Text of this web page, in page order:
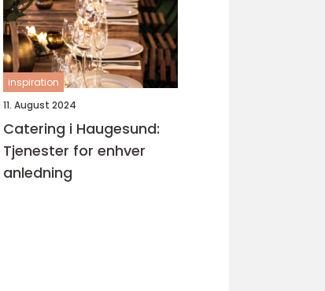
inspiration
11. August 2024
Catering i Haugesund:
Tjenester for enhver
anledning